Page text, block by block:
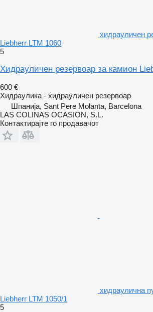
хидрауличен
Liebherr LTM 1060
5
Хидрауличен резервоар за камион
600 €
Хидраулика - хидрауличен резервоар
Шпанија, Sant Pere Molanta, Barcelona
LAS COLINAS OCASION, S.L.
Контактирајте го продавачот
хидраулична
Liebherr LTM 1050/1
5